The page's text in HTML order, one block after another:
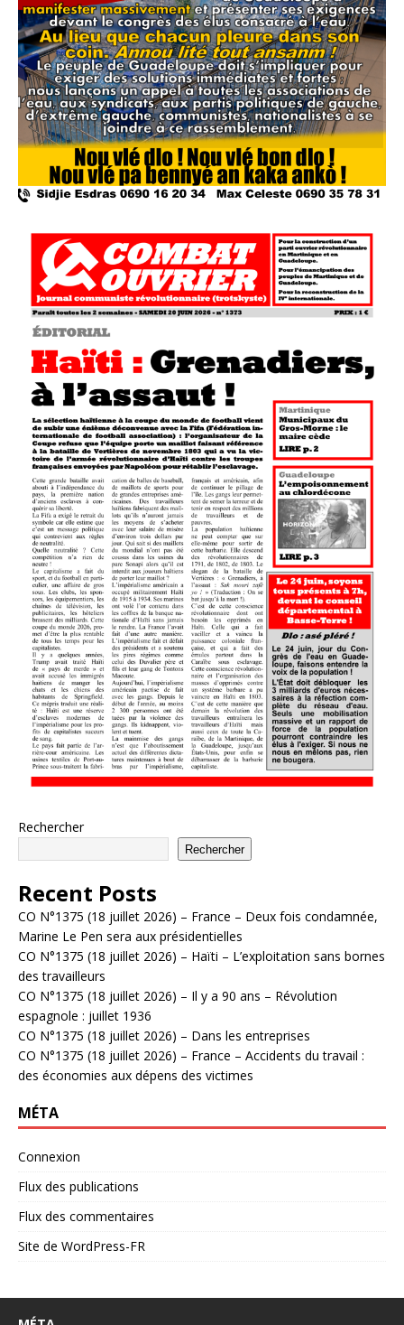
Rechercher
Rechercher
Recent Posts
CO N°1375 (18 juillet 2026) – France – Deux fois condamnée,
Marine Le Pen sera aux présidentielles
CO N°1375 (18 juillet 2026) – Haïti – L’exploitation sans bornes
des travailleurs
CO N°1375 (18 juillet 2026) – Il y a 90 ans – Révolution
espagnole : juillet 1936
CO N°1375 (18 juillet 2026) – Dans les entreprises
CO N°1375 (18 juillet 2026) – France – Accidents du travail :
des économies aux dépens des victimes
MÉTA
Connexion
Flux des publications
Flux des commentaires
Site de WordPress-FR